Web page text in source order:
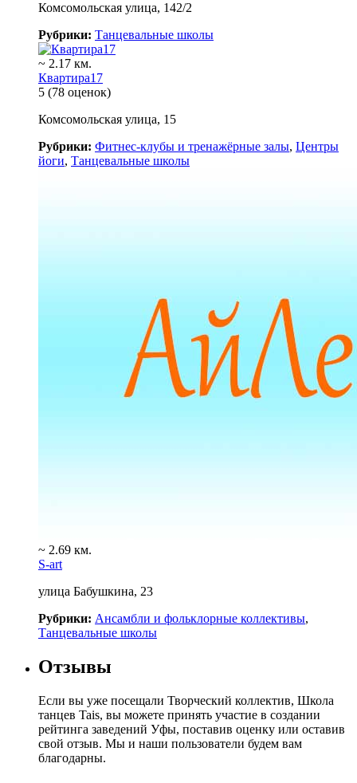
Комсомольская улица, 142/2
Рубрики: Танцевальные школы
~ 2.17 км.
Квартира17
5 (78 оценок)
Комсомольская улица, 15
Рубрики: Фитнес-клубы и тренажёрные залы, Центры
йоги, Танцевальные школы
~ 2.69 км.
S-art
улица Бабушкина, 23
Рубрики: Ансамбли и фольклорные коллективы,
Танцевальные школы
Отзывы
Если вы уже посещали Творческий коллектив, Школа
танцев Tais, вы можете принять участие в создании
рейтинга заведений Уфы, поставив оценку или оставив
свой отзыв. Мы и наши пользователи будем вам
благодарны.